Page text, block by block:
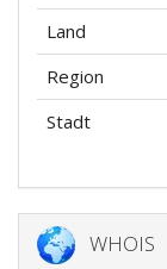
Land
Region
Stadt
WHOIS